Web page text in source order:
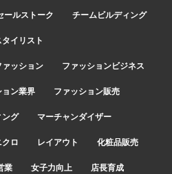
ールストーク チームビルディング
イリスト
ァッション ファッションビジネス
ョン業界 ファッション販売
ング マーチャンダイザー
クロ レイアウト 化粧品販売
業 女子力向上 店長育成